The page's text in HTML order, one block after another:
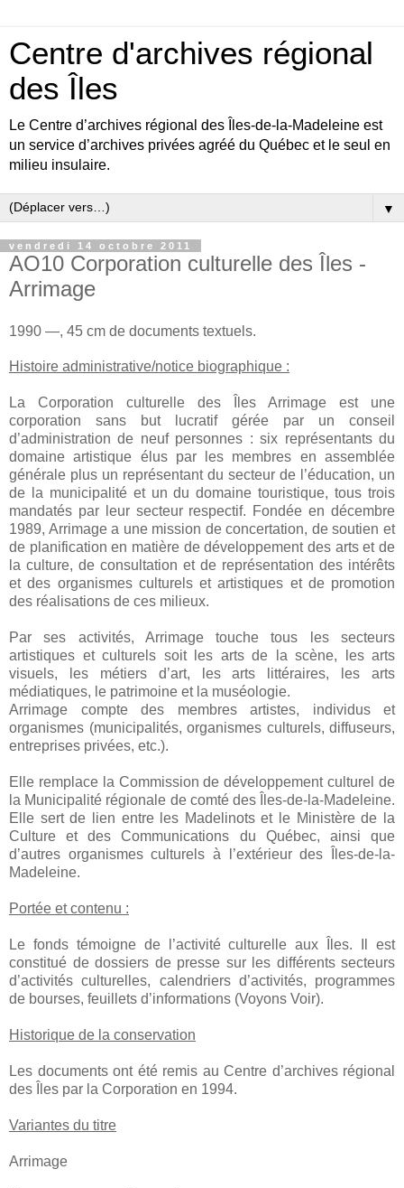
Centre d'archives régional
des Îles
Le Centre d’archives régional des Îles-de-la-Madeleine est
un service d’archives privées agréé du Québec et le seul en
milieu insulaire.
▼
vendredi 14 octobre 2011
AO10 Corporation culturelle des Îles -
Arrimage
1990 —, 45 cm de documents textuels.
Histoire administrative/notice biographique :
La Corporation culturelle des Îles Arrimage est une
corporation sans but lucratif gérée par un conseil
d’administration de neuf personnes : six représentants du
domaine artistique élus par les membres en assemblée
générale plus un représentant du secteur de l’éducation, un
de la municipalité et un du domaine touristique, tous trois
mandatés par leur secteur respectif. Fondée en décembre
1989, Arrimage a une mission de concertation, de soutien et
de planification en matière de développement des arts et de
la culture, de consultation et de représentation des intérêts
et des organismes culturels et artistiques et de promotion
des réalisations de ces milieux.
Par ses activités, Arrimage touche tous les secteurs
artistiques et culturels soit les arts de la scène, les arts
visuels, les métiers d’art, les arts littéraires, les arts
médiatiques, le patrimoine et la muséologie.
Arrimage compte des membres artistes, individus et
organismes (municipalités, organismes culturels, diffuseurs,
entreprises privées, etc.).
Elle remplace la Commission de développement culturel de
la Municipalité régionale de comté des Îles-de-la-Madeleine.
Elle sert de lien entre les Madelinots et le Ministère de la
Culture et des Communications du Québec, ainsi que
d’autres organismes culturels à l’extérieur des Îles-de-la-
Madeleine.
Portée et contenu :
Le fonds témoigne de l’activité culturelle aux Îles. Il est
constitué de dossiers de presse sur les différents secteurs
d’activités culturelles, calendriers d’activités, programmes
de bourses, feuillets d’informations (Voyons Voir).
Historique de la conservation
Les documents ont été remis au Centre d’archives régional
des Îles par la Corporation en 1994.
Variantes du titre
Arrimage